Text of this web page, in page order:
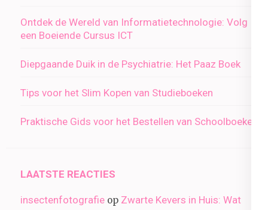
Ontdek de Wereld van Informatietechnologie: Volg
een Boeiende Cursus ICT
Diepgaande Duik in de Psychiatrie: Het Paaz Boek
Tips voor het Slim Kopen van Studieboeken
Praktische Gids voor het Bestellen van Schoolboeken
LAATSTE REACTIES
insectenfotografie op Zwarte Kevers in Huis: Wat